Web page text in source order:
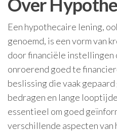
Over
Een hypothecaire lening,
genoemd, is een vorm van
door financiële instellingen
onroerend goed te
beslissing die vaak
bedragen en lange
essentieel om goed
verschillende aspecten